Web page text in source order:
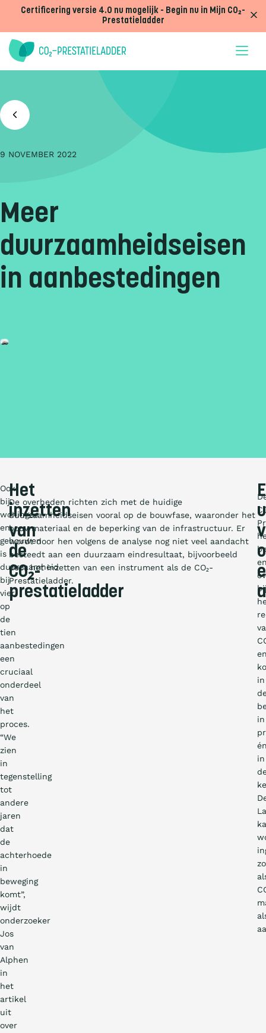
Certificering versie 4.0 nu mogelijk - Begin nu in Mijn CO₂-
Prestatieladder
9 NOVEMBER 2022
Meer
duurzaamheidseisen
in aanbestedingen
Ook
bij
woningen
en
gebouwen
is
duurzaamheid
bij
vier
op
de
tien
aanbestedingen
een
cruciaal
onderdeel
van
het
proces.
“We
zien
in
tegenstelling
tot
andere
jaren
dat
de
achterhoede
in
beweging
komt”,
wijdt
onderzoeker
Jos
van
Alphen
in
het
artikel
uit
over
Het
inzetten
van
de
CO₂-
prestatieladder
De overheden richten zich met de huidige
duurzaamheidseisen vooral op de bouwfase, waaronder het
bouwmateriaal en de beperking van de infrastructuur. Er
wordt door hen volgens de analyse nog niet veel aandacht
besteedt aan een duurzaam eindresultaat, bijvoorbeeld
door het inzetten van een instrument als de CO₂-
Prestatieladder.
in
in
in